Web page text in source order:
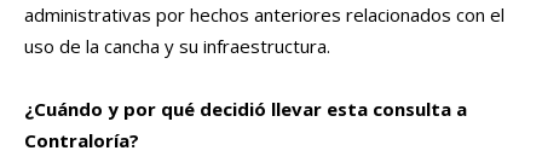
administrativas por hechos anteriores relacionados con el
uso de la cancha y su infraestructura.
¿Cuándo y por qué decidió llevar esta consulta a
Contraloría?